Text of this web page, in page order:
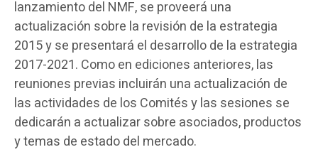
lanzamiento del NMF, se proveerá una
actualización sobre la revisión de la estrategia
2015 y se presentará el desarrollo de la estrategia
2017-2021. Como en ediciones anteriores, las
reuniones previas incluirán una actualización de
las actividades de los Comités y las sesiones se
dedicarán a actualizar sobre asociados, productos
y temas de estado del mercado.